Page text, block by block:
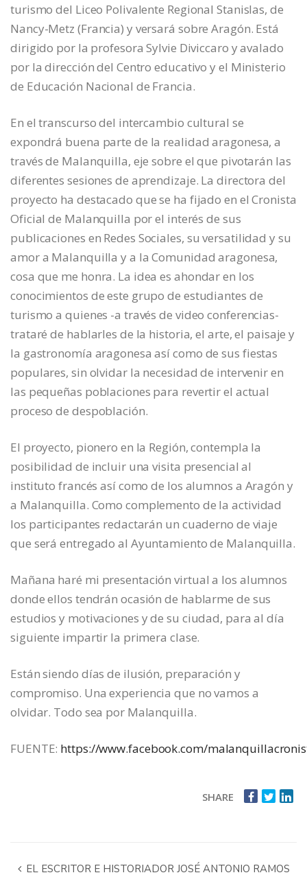
turismo del Liceo Polivalente Regional Stanislas, de
Nancy-Metz (Francia) y versará sobre Aragón. Está
dirigido por la profesora Sylvie Diviccaro y avalado
por la dirección del Centro educativo y el Ministerio
de Educación Nacional de Francia.
En el transcurso del intercambio cultural se
expondrá buena parte de la realidad aragonesa, a
través de Malanquilla, eje sobre el que pivotarán las
diferentes sesiones de aprendizaje. La directora del
proyecto ha destacado que se ha fijado en el Cronista
Oficial de Malanquilla por el interés de sus
publicaciones en Redes Sociales, su versatilidad y su
amor a Malanquilla y a la Comunidad aragonesa,
cosa que me honra. La idea es ahondar en los
conocimientos de este grupo de estudiantes de
turismo a quienes -a través de video conferencias-
trataré de hablarles de la historia, el arte, el paisaje y
la gastronomía aragonesa así como de sus fiestas
populares, sin olvidar la necesidad de intervenir en
las pequeñas poblaciones para revertir el actual
proceso de despoblación.
El proyecto, pionero en la Región, contempla la
posibilidad de incluir una visita presencial al
instituto francés así como de los alumnos a Aragón y
a Malanquilla. Como complemento de la actividad
los participantes redactarán un cuaderno de viaje
que será entregado al Ayuntamiento de Malanquilla.
Mañana haré mi presentación virtual a los alumnos
donde ellos tendrán ocasión de hablarme de sus
estudios y motivaciones y de su ciudad, para al día
siguiente impartir la primera clase.
Están siendo días de ilusión, preparación y
compromiso. Una experiencia que no vamos a
olvidar. Todo sea por Malanquilla.
FUENTE: https://www.facebook.com/
SHARE
EL ESCRITOR E HISTORIADOR JOSÉ ANTONIO RAMOS